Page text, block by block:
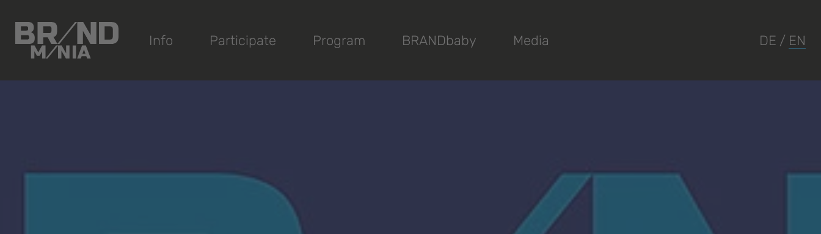
®
Info Participate Program BRANDbaby Media DE / EN